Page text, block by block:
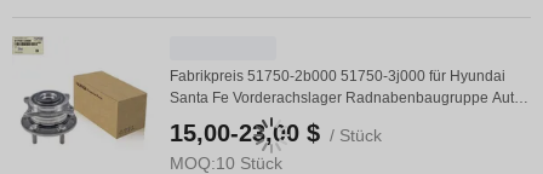
Fabrikpreis 51750-2b000 51750-3j000 für Hyundai
Santa Fe Vorderachslager Radnabenbaugruppe Auto
15,00-23,00 $ / Stück
MOQ:10 Stück